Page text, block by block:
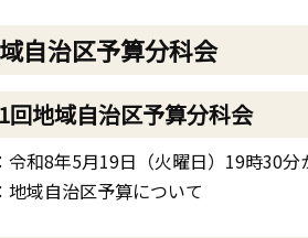
自治区予算分科会
回地域自治区予算分科会
令和8年5月19日（火曜日）19時30分
地域自治区予算について